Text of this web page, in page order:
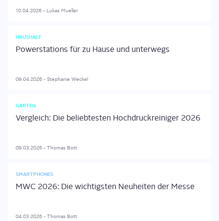
10.04.2026 - Lukas Mueller
HAUSHALT
Powerstations für zu Hause und unterwegs
09.04.2026 - Stephanie Weckel
GARTEN
Vergleich: Die beliebtesten Hochdruckreiniger 2026
09.03.2026 - Thomas Bott
SMARTPHONES
MWC 2026: Die wichtigsten Neuheiten der Messe
04.03.2026 - Thomas Bott